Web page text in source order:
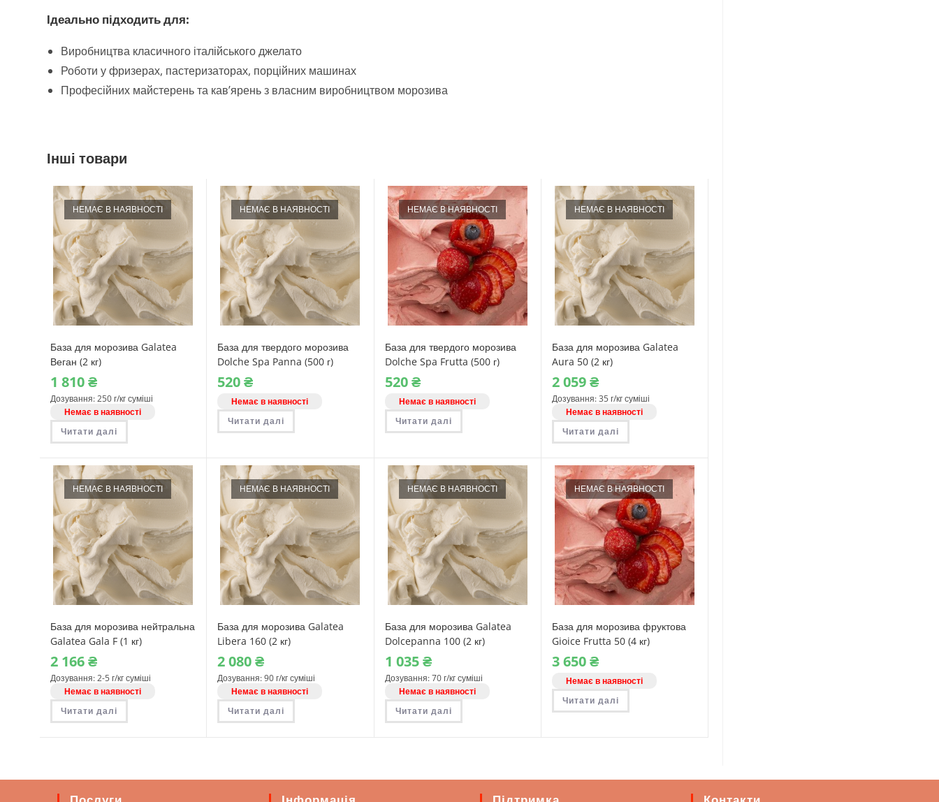
Ідеально підходить для:
Виробництва класичного італійського джелато
Роботи у фризерах, пастеризаторах, порційних машинах
Професійних майстерень та кав’ярень з власним виробництвом морозива
Інші товари
НЕМАЄ В НАЯВНОСТІ
База для морозива Galatea
Веган (2 кг)
1‎ 810₴
Дозування: 250 г/кг суміші
Немає в наявності
Читати далі
НЕМАЄ В НАЯВНОСТІ
База для твердого морозива
Dolche Spa Panna (500 г)
520₴
Немає в наявності
Читати далі
НЕМАЄ В НАЯВНОСТІ
База для твердого морозива
Dolche Spa Frutta (500 г)
520₴
Немає в наявності
Читати далі
НЕМАЄ В НАЯВНОСТІ
База для морозива Galatea
Aura 50 (2 кг)
2‎ 059₴
Дозування: 35 г/кг суміші
Немає в наявності
Читати далі
НЕМАЄ В НАЯВНОСТІ
База для морозива нейтральна
Galatea Gala F (1 кг)
2‎ 166₴
Дозування: 2-5 г/кг суміші
Немає в наявності
Читати далі
НЕМАЄ В НАЯВНОСТІ
База для морозива Galatea
Libera 160 (2 кг)
2‎ 080₴
Дозування: 90 г/кг суміші
Немає в наявності
Читати далі
НЕМАЄ В НАЯВНОСТІ
База для морозива Galatea
Dolcepanna 100 (2 кг)
1‎ 035₴
Дозування: 70 г/кг суміші
Немає в наявності
Читати далі
НЕМАЄ В НАЯВНОСТІ
База для морозива фруктова
Gioice Frutta 50 (4 кг)
3‎ 650₴
Немає в наявності
Читати далі